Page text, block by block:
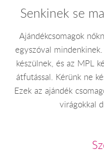
Senkinek se
Ajándékcsomagok
egyszóval
készülnek, és az MPL
átfutással. Kérünk ne
Ezek az ajándék
virágokkal